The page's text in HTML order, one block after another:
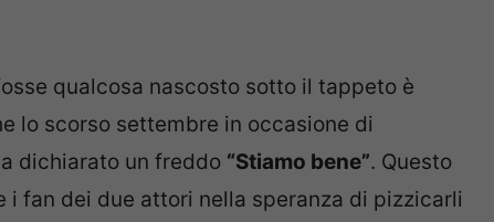
qualcosa nascosto sotto il tappeto è
lo scorso settembre in occasione di
dichiarato un freddo “Stiamo bene”. Questo
fan dei due attori nella speranza di pizzicarli